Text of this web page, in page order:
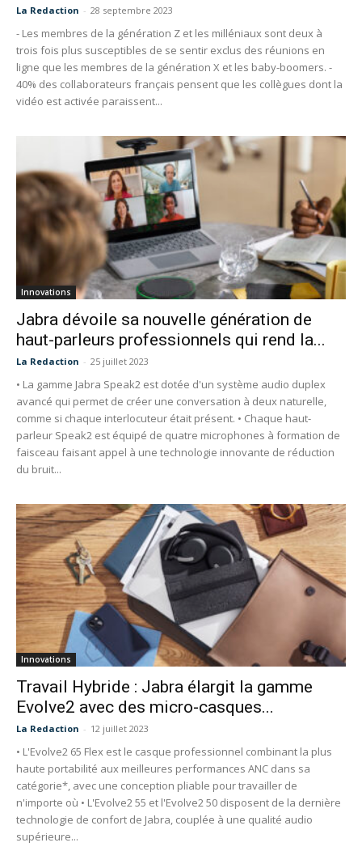
La Redaction - 28 septembre 2023
- Les membres de la génération Z et les milléniaux sont deux à
trois fois plus susceptibles de se sentir exclus des réunions en
ligne que les membres de la génération X et les baby-boomers. -
40% des collaborateurs français pensent que les collègues dont la
vidéo est activée paraissent...
Innovations
Jabra dévoile sa nouvelle génération de
haut-parleurs professionnels qui rend la...
La Redaction - 25 juillet 2023
• La gamme Jabra Speak2 est dotée d'un système audio duplex
avancé qui permet de créer une conversation à deux naturelle,
comme si chaque interlocuteur était présent. • Chaque haut-
parleur Speak2 est équipé de quatre microphones à formation de
faisceau faisant appel à une technologie innovante de réduction
du bruit...
Innovations
Travail Hybride : Jabra élargit la gamme
Evolve2 avec des micro-casques...
La Redaction - 12 juillet 2023
• L'Evolve2 65 Flex est le casque professionnel combinant la plus
haute portabilité aux meilleures performances ANC dans sa
catégorie*, avec une conception pliable pour travailler de
n'importe où • L'Evolve2 55 et l'Evolve2 50 disposent de la dernière
technologie de confort de Jabra, couplée à une qualité audio
supérieure...